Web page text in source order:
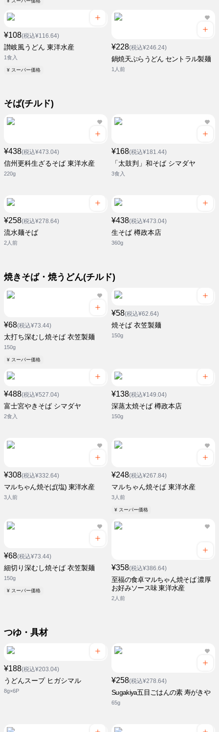
¥108(税込¥116.64)
讃岐風うどん 東洋水産
1食入
¥ スーパー価格
¥228(税込¥246.24)
鍋焼天ぷらうどん セントラル製麺
1人前
そば(チルド)
¥438(税込¥473.04)
信州更科生ざるそば 東洋水産
220g
¥168(税込¥181.44)
「太鼓判」和そば シマダヤ
3食入
¥258(税込¥278.64)
流水麺そば
2人前
¥438(税込¥473.04)
生そば 樽政本店
360g
焼きそば・焼うどん(チルド)
¥68(税込¥73.44)
太打ち深むし焼そば 衣笠製麺
150g
¥ スーパー価格
¥58(税込¥62.64)
焼そば 衣笠製麺
150g
¥488(税込¥527.04)
富士宮やきそば シマダヤ
2食入
¥138(税込¥149.04)
深蒸太焼そば 樽政本店
150g
¥308(税込¥332.64)
マルちゃん焼そば(塩) 東洋水産
3人前
¥248(税込¥267.84)
マルちゃん焼そば 東洋水産
3人前
¥ スーパー価格
¥68(税込¥73.44)
細切り深むし焼そば 衣笠製麺
150g
¥ スーパー価格
¥358(税込¥386.64)
至福の食卓マルちゃん焼そば 濃厚
お好みソース味 東洋水産
2人前
つゆ・具材
¥188(税込¥203.04)
うどんスープ ヒガシマル
8g×6P
¥258(税込¥278.64)
Sugakiya五目ごはんの素 寿がきや
65g